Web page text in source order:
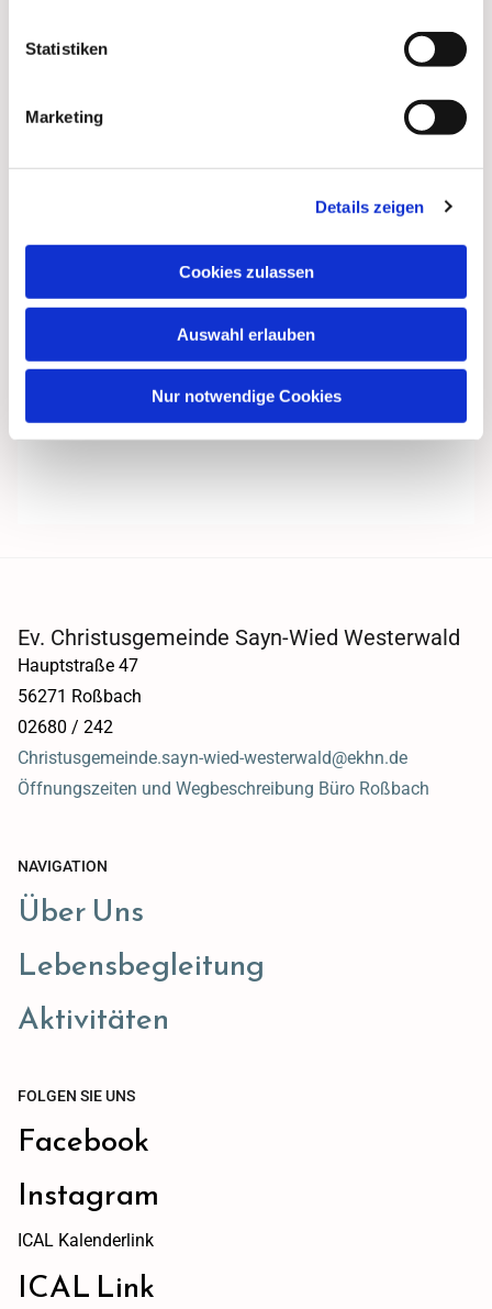
Statistiken
Marketing
Details zeigen
Cookies zulassen
Auswahl erlauben
Nur notwendige Cookies
Ev. Christusgemeinde Sayn-Wied Westerwald
Hauptstraße 47
56271 Roßbach
02680 / 242
Christusgemeinde.sayn-wied-westerwald@ekhn.de
Öffnungszeiten und Wegbeschreibung Büro Roßbach
NAVIGATION
Über Uns
Lebensbegleitung
Aktivitäten
FOLGEN SIE UNS
Facebook
Instagram
ICAL Kalenderlink
ICAL Link